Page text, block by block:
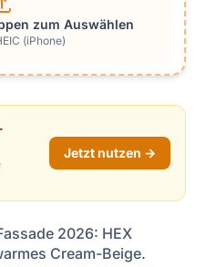
zum Auswählen
(iPhone)
Jetzt nutzen →
2026: HEX
Cream-Beige.